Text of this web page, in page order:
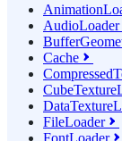
AudioLoader
Cache 
FileLoader
FontLoader